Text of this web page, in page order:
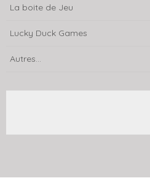
La boite de Jeu
Lucky Duck Games
Autres...